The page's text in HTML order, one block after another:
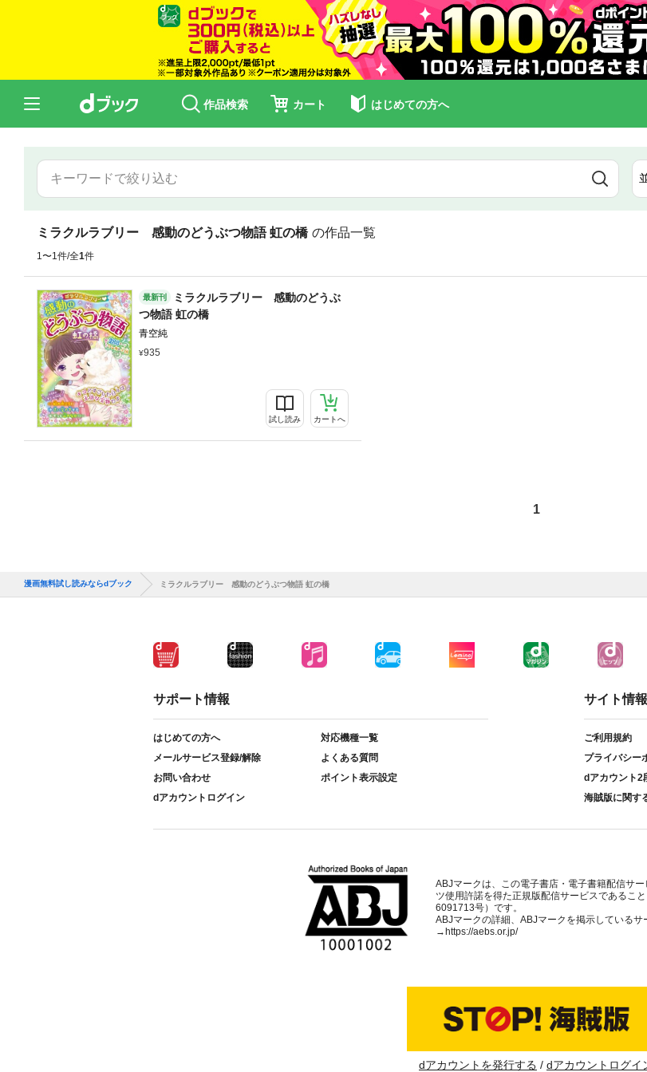
作品検索 カート はじめての方へ
ミラクルラブリー 感動のどうぶつ物語 虹の橋 の作品一覧
1〜1件/全1件
最新刊
ミラクルラブリー 感動のどうぶ
つ物語 虹の橋
青空純
935
試し読み カートへ
1
漫画無料試し読みならdブック ミラクルラブリー 感動のどうぶつ物語 虹の橋
サポート情報
はじめての方へ
対応機種一覧
メールサービス登録/解除
よくある質問
お問い合わせ
ポイント表示設定
dアカウントログイン
サイト情報
ご利用規約
プライバシー
dアカウント2
海賊版に関す
ABJマークは、この電子書店・電子書籍配信サ
ツ使用許諾を得た正規版配信サービスであるこ
6091713号）です。
ABJマークの詳細、ABJマークを掲示しているサ
→https://aebs.or.jp/
dアカウントを発行する dアカウントログイ